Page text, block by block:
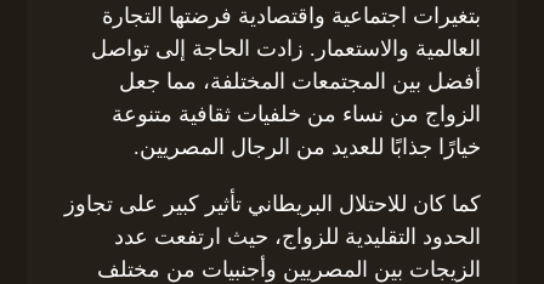
بتغيرات اجتماعية واقتصادية فرضتها التجارة
العالمية والاستعمار. زادت الحاجة إلى تواصل
أفضل بين المجتمعات المختلفة، مما جعل
الزواج من نساء من خلفيات ثقافية متنوعة
خيارًا جذابًا للعديد من الرجال المصريين.
كما كان للاحتلال البريطاني تأثير كبير على تجاوز
الحدود التقليدية للزواج، حيث ارتفعت عدد
الزيجات بين المصريين وأجنبيات من مختلف